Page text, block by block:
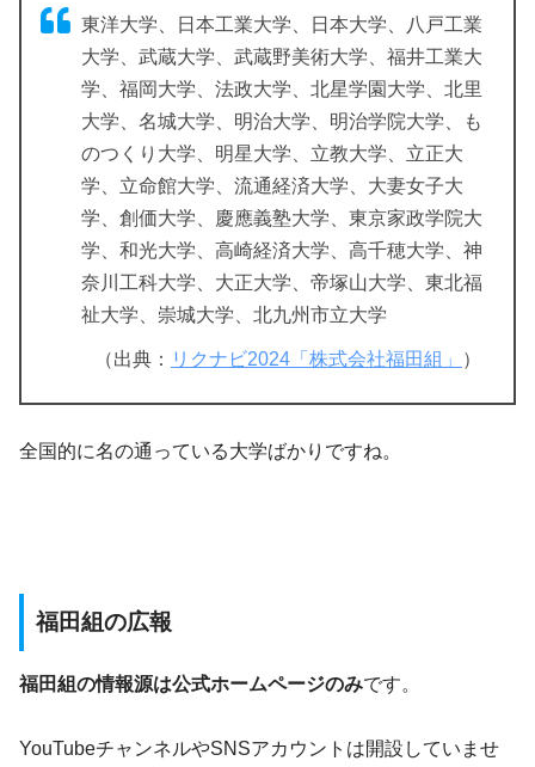
東洋大学、日本工業大学、日本大学、八戸工業
大学、武蔵大学、武蔵野美術大学、福井工業大
学、福岡大学、法政大学、北星学園大学、北里
大学、名城大学、明治大学、明治学院大学、も
のつくり大学、明星大学、立教大学、立正大
学、立命館大学、流通経済大学、大妻女子大
学、創価大学、慶應義塾大学、東京家政学院大
学、和光大学、高崎経済大学、高千穂大学、神
奈川工科大学、大正大学、帝塚山大学、東北福
祉大学、崇城大学、北九州市立大学
（出典： リクナビ2024「株式会社福田組」 ）
全国的に名の通っている大学ばかりですね。
福田組の広報
福田組の情報源は公式ホームページのみです。
YouTubeチャンネルやSNSアカウントは開設していませ